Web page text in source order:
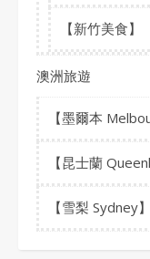
【新竹美食】
澳洲旅遊
【墨爾本
【昆士蘭
【雪梨 Sydney】